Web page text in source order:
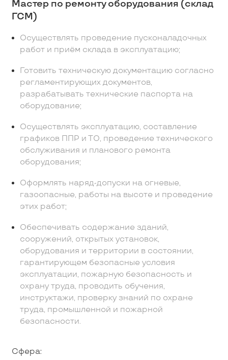
Мастер по ремонту оборудования (склад
ГСМ)
Осуществлять проведение пусконаладочных
работ и приём склада в эксплуатацию;
Готовить техническую документацию согласно
регламентирующих документов,
разрабатывать технические паспорта на
оборудование;
Осуществлять эксплуатацию, составление
графиков ППР и ТО, проведение технического
обслуживания и планового ремонта
оборудования;
Оформлять наряд-допуски на огневые,
газоопасные, работы на высоте и проведение
этих работ;
Обеспечивать содержание зданий,
сооружений, открытых установок,
оборудования и территории в состоянии,
гарантирующем безопасные условия
эксплуатации, пожарную безопасность и
охрану труда, проводить обучения,
инструктажи, проверку знаний по охране
труда, промышленной и пожарной
безопасности.
Сфера: